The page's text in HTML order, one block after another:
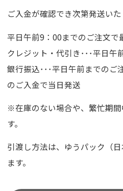
ご入金が確認でき次第発送いた
平日午前9：00までのご注文で
クレジット・代引き･･･平日午
銀行振込･･･平日午前までのご
のご入金で当日発送
※在庫のない場合や、繁忙期
す。
引渡し方法は、ゆうパック（
ます。